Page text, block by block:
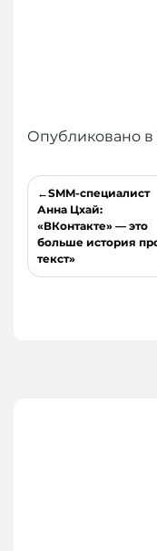
Опубликовано в
Навигация
по
записям
SMM-специалист
Анна Цхай:
«ВКонтакте» — это
больше история
текст»